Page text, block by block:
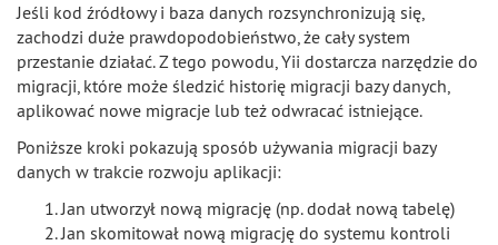
Jeśli kod źródłowy i baza danych rozsynchronizują się,
zachodzi duże prawdopodobieństwo, że cały system
przestanie działać. Z tego powodu, Yii dostarcza narzędzie do
migracji, które może śledzić historię migracji bazy danych,
aplikować nowe migracje lub też odwracać istniejące.
Poniższe kroki pokazują sposób używania migracji bazy
danych w trakcie rozwoju aplikacji:
Jan utworzył nową migrację (np. dodał nową tabelę)
Jan skomitował nową migrację do systemu kontroli